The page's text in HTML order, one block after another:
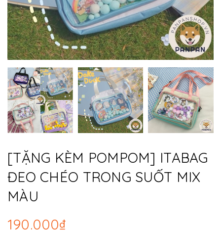
[TẶNG KÈM POMPOM] ITABAG
ĐEO CHÉO TRONG SUỐT MIX
MÀU
190.000₫